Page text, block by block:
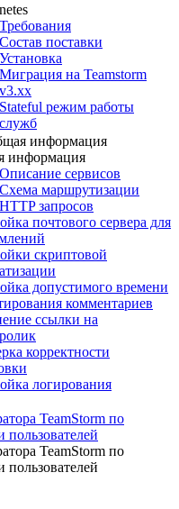
Требования
Состав поставки
Установка
Миграция на Teamstorm
v3.xx
Stateful режим работы
служб
информация
информация
Описание сервисов
Схема маршрутизации
HTTP запросов
почтового сервера для
скриптовой
допустимого времени
комментариев
ссылки на
корректности
логирования
TeamStorm по
TeamStorm по